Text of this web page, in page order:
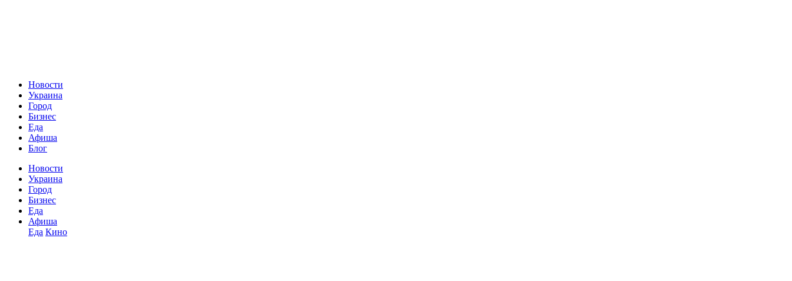
Новости
Украина
Город
Бизнес
Еда
Афиша
Блог
Новости
Украина
Город
Бизнес
Еда
Афиша
Еда Кино